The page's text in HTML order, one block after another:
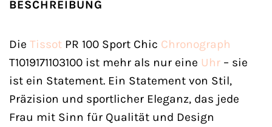
BESCHREIBUNG
Die Tissot PR 100 Sport Chic Chronograph
T1019171103100 ist mehr als nur eine Uhr – sie
ist ein Statement. Ein Statement von Stil,
Präzision und sportlicher Eleganz, das jede
Frau mit Sinn für Qualität und Design